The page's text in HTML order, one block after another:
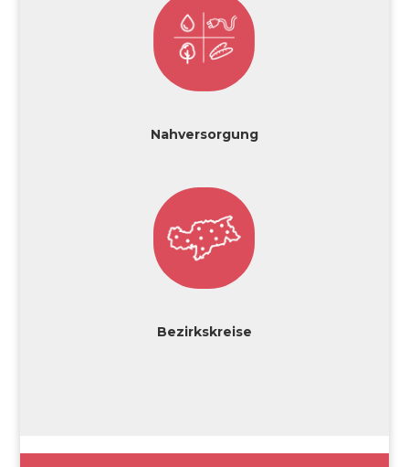
Nahversorgung
Bezirkskreise